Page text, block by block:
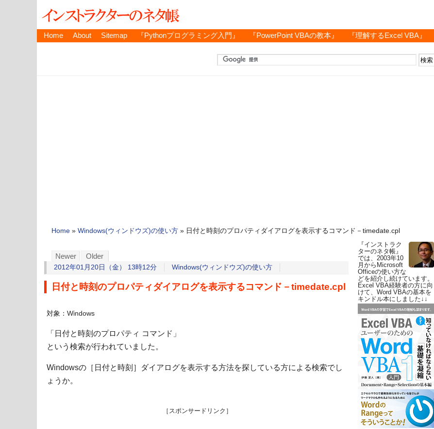
Home About Sitemap 『Pythonプログラミング入門』 『PowerPoint VBAの教本』 『理解するExcel VBA』
Home » Windows(ウィンドウズ)の使い方 » 日付と時刻のプロパティダイアログを表示するコマンド－timedate.cpl
Newer Older
2012年01月20日（金） 13時12分 Windows(ウィンドウズ)の使い方
日付と時刻のプロパティダイアログを表示するコマンド－timedate.cpl
対象：Windows
「日付と時刻のプロパティ コマンド」
という検索が行われていました。
Windowsの［日付と時刻］ダイアログを表示する方法を探している方による検索でし
ょうか。
［スポンサードリンク］
『インストラク
ターのネタ帳』
では、2003年10
月からMicrosoft
Officeの使い方な
どを紹介し続けています。
Excel VBA経験者の方に向
けて、Word VBAの基本を
キンドル本にしました↓↓